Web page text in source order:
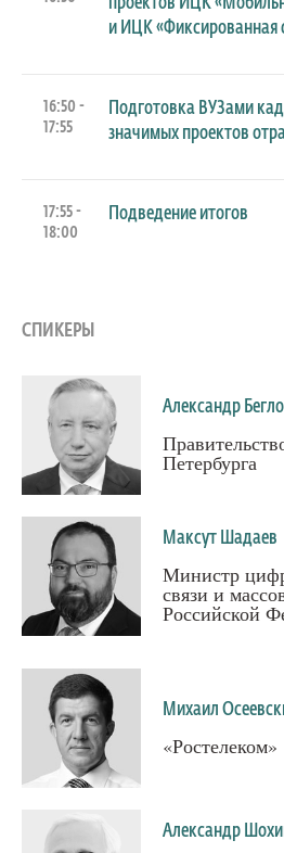
и ИЦК «Фиксированная
16:50 -
17:55
Подготовка ВУЗами
значимых проектов
17:55 -
18:00
Подведение итогов
СПИКЕРЫ
Александр
Петербурга
Максут Шадаев
Министр
связи и
Российской
Михаил
«Ростелеком»
Александр